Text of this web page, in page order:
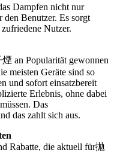
Dampfen nicht nur
den Benutzer. Es sorgt
Nutzer.
an Popularität gewonnen
meisten Geräte sind so
und sofort einsatzbereit
Erlebnis, ohne dabei
Das
das zahlt sich aus.
Rabatte, die aktuell für拋